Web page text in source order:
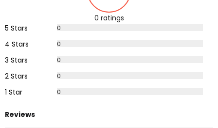
0 ratings
5 Stars
0
4 Stars
0
3 Stars
0
2 Stars
0
1 Star
0
Reviews